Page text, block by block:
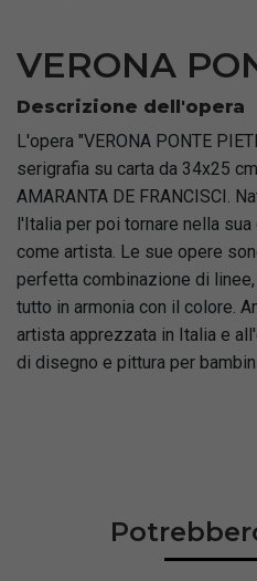
VERONA
Descrizione dell'opera
L'opera "VERONA PONTE
serigrafia su carta da 34x25
AMARANTA DE FRANCISCI.
l'Italia per poi tornare nella
come artista. Le sue opere
perfetta combinazione di
tutto in armonia con il colore.
artista apprezzata in Italia e
di disegno e pittura per